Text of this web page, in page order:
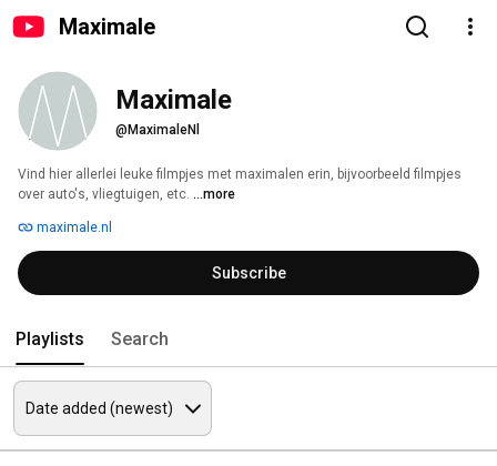
Maximale
Maximale
@MaximaleNl
Vind hier allerlei leuke filmpjes met maximalen erin, bijvoorbeeld filmpjes
over auto's, vliegtuigen, etc. ...more
maximale.nl
Subscribe
Playlists Search